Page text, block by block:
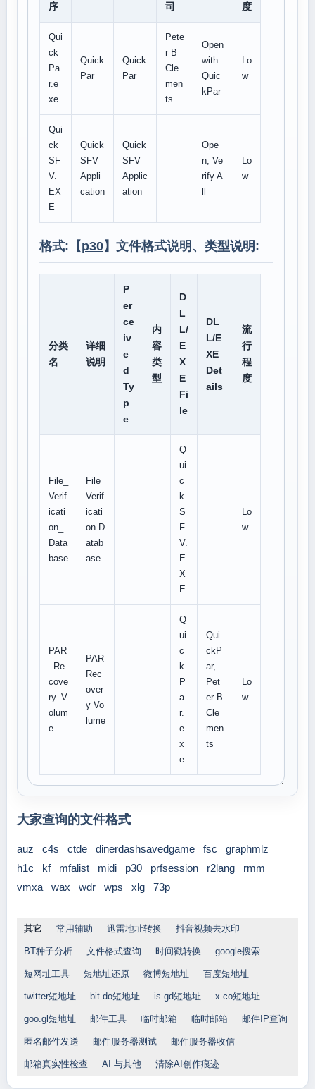
序
司
度
Qui
ck
Pa
r.e
xe
Quick
Par
Quick
Par
Pete
r B
Cle
men
ts
Open
with
Quic
kPar
Lo
w
Qui
ck
SF
V.
EX
E
Quick
SFV
Appli
cation
Quick
SFV
Applic
ation
Ope
n, Ve
rify A
Lo
w
格式:【p30】文件格式说明、类型说明:
分类
名
详细
说明
P
er
ce
iv
e
d
Ty
p
e
内
容
类
型
D
L
L/
E
X
E
Fi
le
DL
L/E
XE
Det
ails
流
行
程
度
File_
Verif
icati
on_
Data
base
File
Verif
icati
on D
atab
ase
Q
ui
c
k
S
F
V.
E
X
E
Lo
w
PAR
_Re
cove
ry_V
olum
e
PAR
Rec
over
y Vo
lume
Q
ui
c
k
P
a
r.
e
x
e
Qui
ckP
ar,
Pet
er B
Cle
men
ts
Lo
w
大家查询的文件格式
auz c4s ctde dinerdashsavedgame fsc
graphmlz
h1c
kf mfalist midi p30 prfsession r2lang
rmm
vmxa
wax wdr wps xlg 73p
其它 常用辅助 迅雷地址转换 抖音视频去水印
BT种子分析 文件格式查询 时间戳转换 google搜索
短网址工具 短地址还原 微博短地址 百度短地址
twitter短地址 bit.do短地址 is.gd短地址 x.co短地址
goo.gl短地址 邮件工具 临时邮箱 临时邮箱 邮件IP查询
匿名邮件发送 邮件服务器测试 邮件服务器收信
邮箱真实性检查 AI 与其他 清除AI创作痕迹